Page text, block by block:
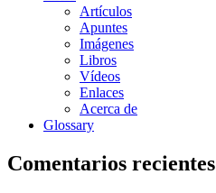
Artículos
Apuntes
Imágenes
Libros
Vídeos
Enlaces
Acerca de
Glossary
Comentarios recientes